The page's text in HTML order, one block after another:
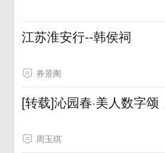
江苏淮安行--韩侯祠
券景阁
[转载]沁园春·美人数字颂
周玉琪